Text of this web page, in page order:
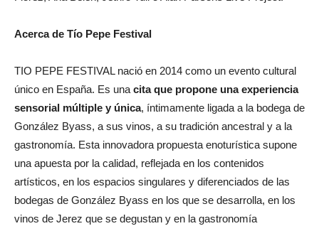
Acerca de Tío Pepe Festival
TIO PEPE FESTIVAL nació en 2014 como un evento cultural
único en España. Es una cita que propone una experiencia
sensorial múltiple y única, íntimamente ligada a la bodega de
González Byass, a sus vinos, a su tradición ancestral y a la
gastronomía. Esta innovadora propuesta enoturística supone
una apuesta por la calidad, reflejada en los contenidos
artísticos, en los espacios singulares y diferenciados de las
bodegas de González Byass en los que se desarrolla, en los
vinos de Jerez que se degustan y en la gastronomía